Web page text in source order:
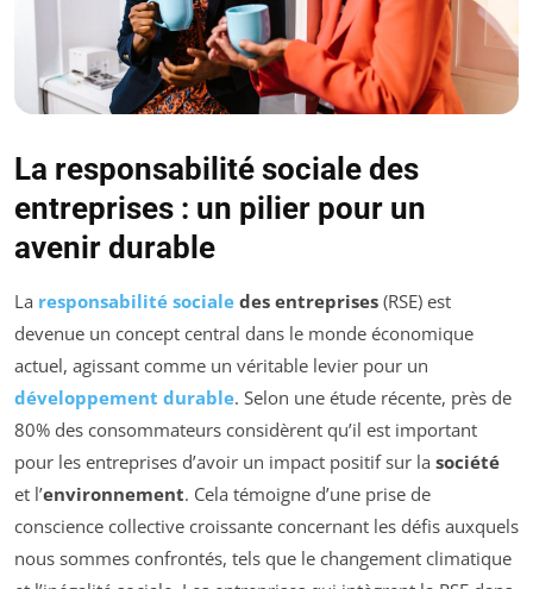
La responsabilité sociale des
entreprises : un pilier pour un
avenir durable
La responsabilité sociale des entreprises (RSE) est
devenue un concept central dans le monde économique
actuel, agissant comme un véritable levier pour un
développement durable. Selon une étude récente, près de
80% des consommateurs considèrent qu’il est important
pour les entreprises d’avoir un impact positif sur la société
et l’environnement. Cela témoigne d’une prise de
conscience collective croissante concernant les défis auxquels
nous sommes confrontés, tels que le changement climatique